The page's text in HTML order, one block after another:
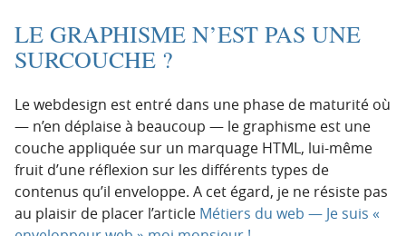
LE GRAPHISME N’EST PAS UNE
SURCOUCHE ?
Le webdesign est entré dans une phase de maturité où
— n’en déplaise à beaucoup — le graphisme est une
couche appliquée sur un marquage HTML, lui-même
fruit d’une réflexion sur les différents types de
contenus qu’il enveloppe. A cet égard, je ne résiste pas
au plaisir de placer l’article Métiers du web — Je suis «